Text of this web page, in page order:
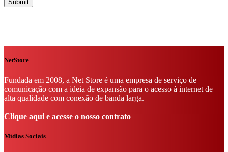
NetStore
Fundada em 2008, a Net Store é uma empresa de serviço de
comunicação com a ideia de expansão para o acesso à internet de
alta qualidade com conexão de banda larga.
Clique aqui e acesse o nosso contrato
Mídias Sociais